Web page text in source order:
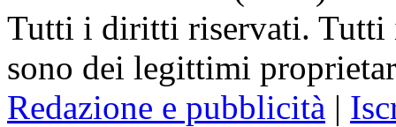
Tutti i diritti riservati. Tutti
sono dei legittimi
Redazione e pubblicità |